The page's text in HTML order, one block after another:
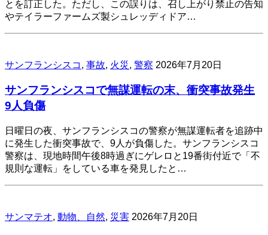
とを訂正した。ただし、この誤りは、召し上がり禁止の告知
やテイラーファームズ製シュレッディドア…
サンフランシスコ , 事故, 火災, 警察 2026年7月20日
サンフランシスコで無謀運転の末、衝突事故発生
9人負傷
日曜日の夜、サンフランシスコの警察が無謀運転者を追跡中
に発生した衝突事故で、9人が負傷した。サンフランシスコ
警察は、現地時間午後8時過ぎにゲレロと19番街付近で「不
規則な運転」をしている車を発見したと…
サンマテオ, 動物、自然, 災害 2026年7月20日